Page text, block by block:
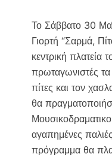
Το Σάββατο 30
Γιορτή “Σαρμά,
κεντρική πλατεία
πρωταγωνιστές τα
πίτες και τον
θα
αγαπημένες
πρόγραμμα θα